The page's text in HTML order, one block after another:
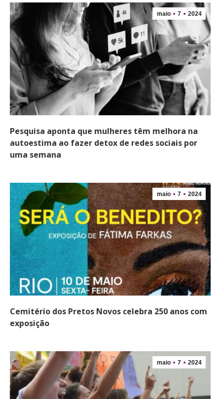
maio 7 2024
Pesquisa aponta que mulheres têm melhora na
autoestima ao fazer detox de redes sociais por
uma semana
maio 7 2024
Cemitério dos Pretos Novos celebra 250 anos com
exposição
maio 7 2024